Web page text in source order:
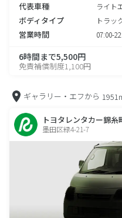
代表車種 ライト
ボディタイプ トラッ
営業時間 07:00-
6時間まで5,500円
免責補償制度1,100円
ギャラリー・エフから
トヨタレンタカー錦糸
墨田区緑4-21-7